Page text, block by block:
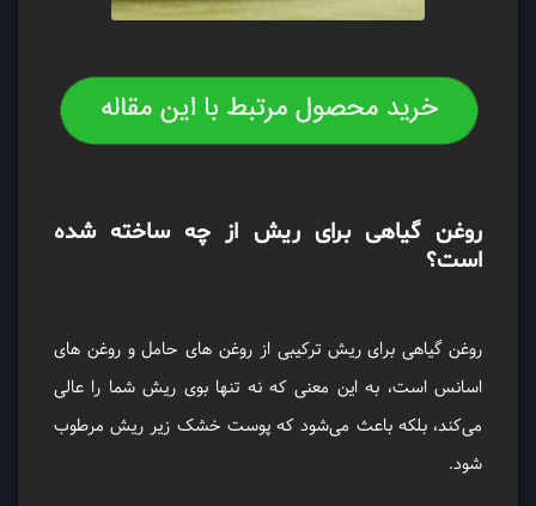
روغن گیاهی برای ریش از چه ساخته شده
‌است؟
روغن گیاهی برای ریش ترکیبی از روغن ‌های حامل و روغن ‌های
اسانس است، به این معنی که نه تنها بوی ریش شما را عالی
می‌کند، بلکه باعث می‌شود که پوست خشک زیر ریش مرطوب
شود.